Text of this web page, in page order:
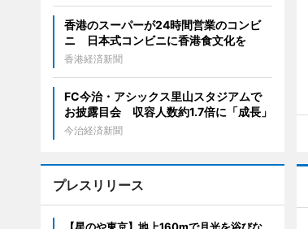
香港のスーパーが24時間営業のコンビ
ニ 日本式コンビニに香港食文化を
香港経済新聞
FC今治・アシックス里山スタジアムで
お披露目会 収容人数約1.7倍に「成長」
今治経済新聞
プレスリリース